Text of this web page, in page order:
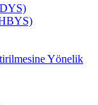
Yönelik